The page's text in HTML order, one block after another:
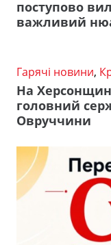
поступово
важливий
Гарячі новини,
На
головний
Овруччини